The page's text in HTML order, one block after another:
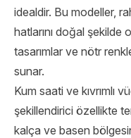
idealdir. Bu modeller,
hatlarını doğal şekilde
tasarımlar ve nötr
sunar.
Kum saati ve kıvrımlı
şekillendirici özellikte
kalça ve basen